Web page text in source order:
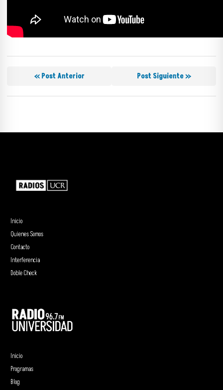
« Post Anterior Post Siguiente »
Inicio
Quienes Somos
Contacto
Interferencia
Doble Check
Inicio
Programas
Blog